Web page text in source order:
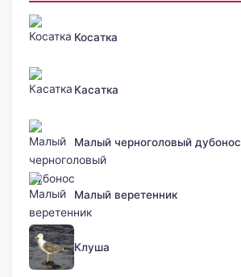
Косатка
Касатка
Малый черноголовый дубонос
Малый веретенник
Клуша